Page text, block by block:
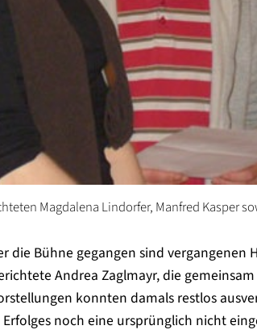
Magdalena Lindorfer, Manfred Kasper
die Bühne gegangen sind vergangenen
berichtete Andrea Zaglmayr, die
konnten damals restlos
Erfolges noch eine ursprünglich nicht